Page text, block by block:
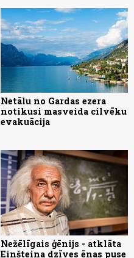
Netālu no Gardas ezera
notikusi masveida cilvēku
evakuācija
Nežēlīgais ģēnijs - atklāta
Einšteina dzīves ēnas puse